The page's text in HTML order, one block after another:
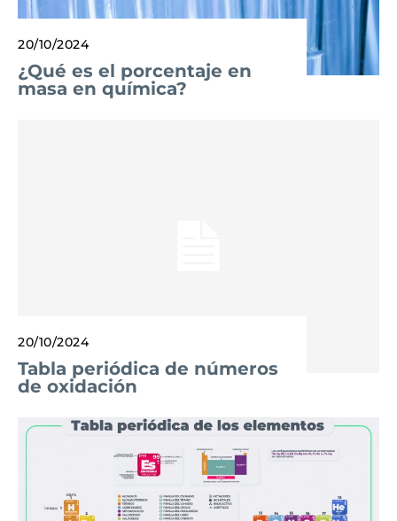
20/10/2024
¿Qué es el porcentaje en
masa en química?
20/10/2024
Tabla periódica de números
de oxidación